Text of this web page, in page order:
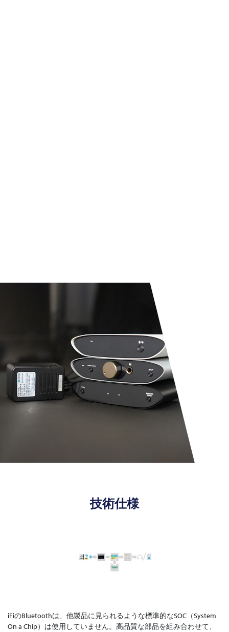
技術仕様
iFiのBluetoothは、他製品に見られるような標準的なSOC（System
On a Chip）は使用していません。高品質な部品を組み合わせて、